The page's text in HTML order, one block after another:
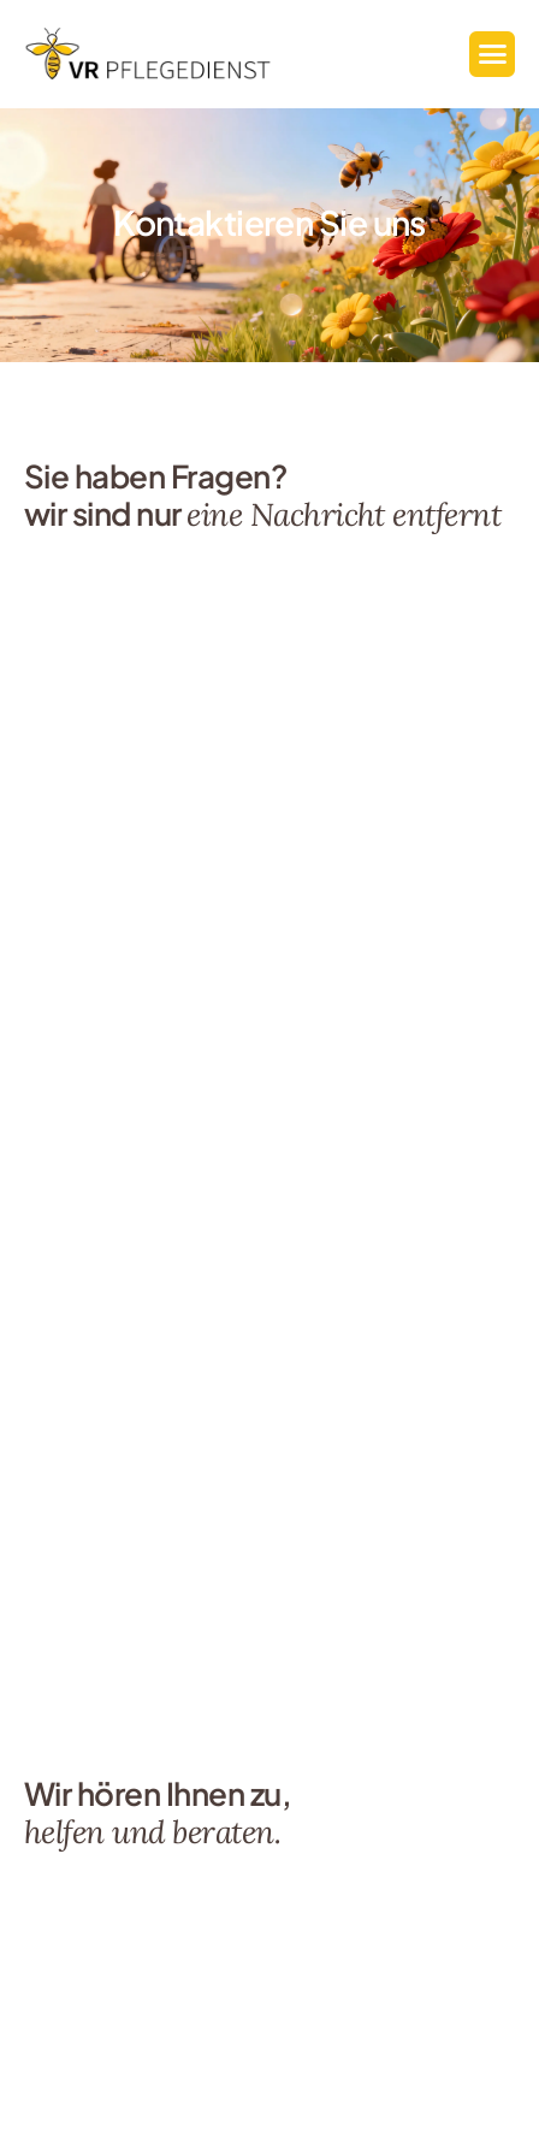
Kontaktieren Sie uns
Sie haben Fragen?
wir sind nureine Nachricht entfernt
Wir hören Ihnen zu,
helfen und beraten.